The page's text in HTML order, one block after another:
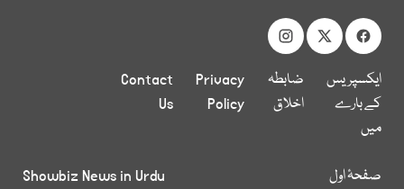
ایکسپریس
کے بارے
میں
ضابطہ
اخلاق
Privacy
Policy
Contact
Us
صفحۂ اول
Showbiz News in Urdu